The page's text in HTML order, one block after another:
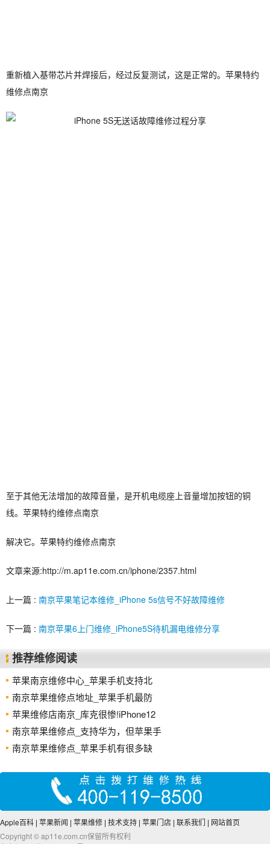
重新植入基带芯片并焊接后，经过反复测试，这是正常的。苹果特约
维修点南京
至于其他无法增加的故障音量，是开机电缆座上音量增加按钮的铜
线。苹果特约维修点南京
解决它。苹果特约维修点南京
文章来源:http://m.ap11e.com.cn/iphone/2357.html
上一篇 : 南京苹果笔记本维修_iPhone 5s信号不好故障维修
下一篇 : 南京苹果6上门维修_iPhone5S待机漏电维修分享
推荐维修阅读
苹果南京维修中心_苹果手机支持北
南京苹果维修点地址_苹果手机最防
苹果维修店南京_库克很惨!iPhone12
南京苹果维修点_支持华为，但苹果手
南京苹果维修点_苹果手机有很多缺
Apple百科 | 苹果新闻 | 苹果维修 | 技术支持 | 苹果门店 | 联系我们 | 网站首页
Copyright © ap11e.com.cn保留所有权利